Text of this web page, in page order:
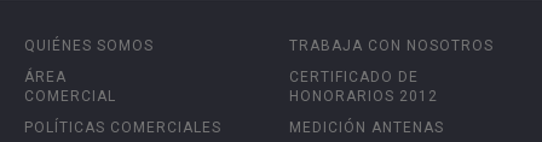
QUIÉNES SOMOS
ÁREA
COMERCIAL
POLÍTICAS COMERCIALES
TRABAJA CON NOSOTROS
CERTIFICADO DE
HONORARIOS 2012
MEDICIÓN ANTENAS